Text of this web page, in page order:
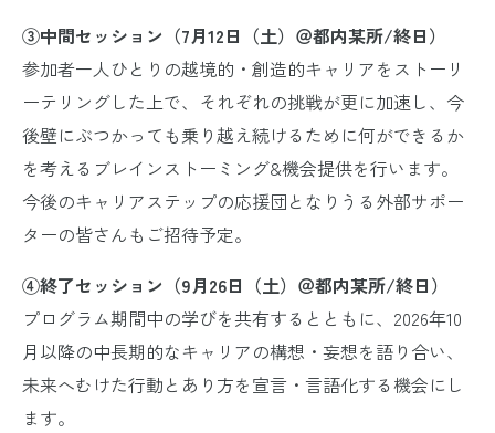
③中間セッション（7月12日（土）＠都内某所/終日）
参加者一人ひとりの越境的・創造的キャリアをストーリ
ーテリングした上で、それぞれの挑戦が更に加速し、今
後壁にぶつかっても乗り越え続けるために何ができるか
を考えるブレインストーミング&機会提供を行います。
今後のキャリアステップの応援団となりうる外部サポー
ターの皆さんもご招待予定。
④終了セッション（9月26日（土）＠都内某所/終日）
プログラム期間中の学びを共有するとともに、2026年10
月以降の中長期的なキャリアの構想・妄想を語り合い、
未来へむけた行動とあり方を宣言・言語化する機会にし
ます。